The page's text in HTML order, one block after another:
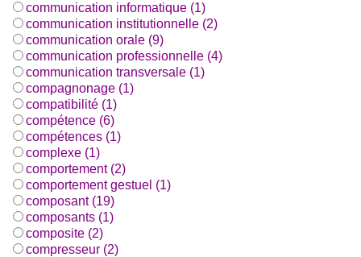
communication informatique (1)
communication institutionnelle (2)
communication orale (9)
communication professionnelle (4)
communication transversale (1)
compagnonage (1)
compatibilité (1)
compétence (6)
compétences (1)
complexe (1)
comportement (2)
comportement gestuel (1)
composant (19)
composants (1)
composite (2)
compresseur (2)